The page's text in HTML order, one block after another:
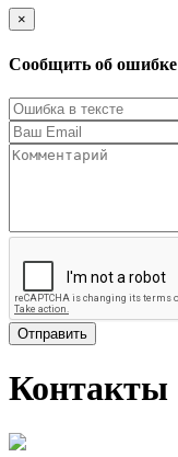
×
Сообщить об ошибке
Отправить
Контакты